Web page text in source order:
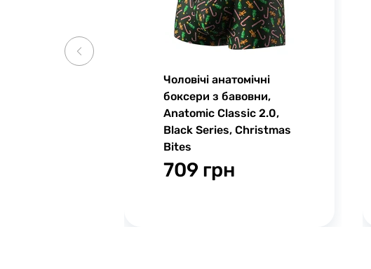
Чоловічі анатомічні
боксери з бавовни,
Anatomic Classic 2.0,
Black Series, Christmas
Bites
709 грн